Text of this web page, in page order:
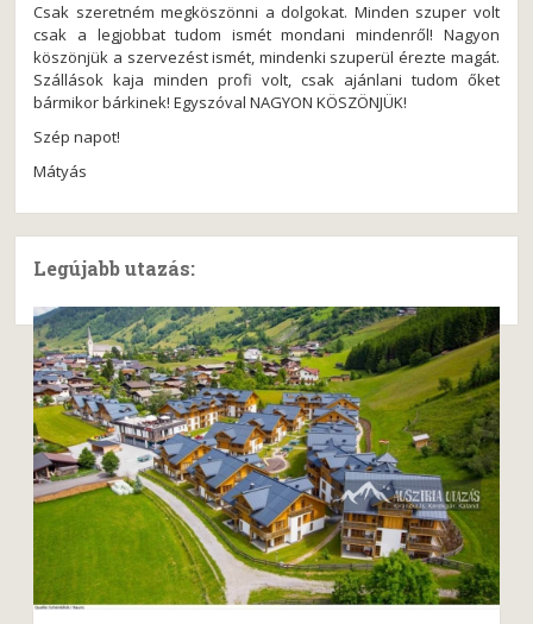
Csak szeretném megköszönni a dolgokat. Minden szuper volt
csak a legjobbat tudom ismét mondani mindenről! Nagyon
köszönjük a szervezést ismét, mindenki szuperül érezte magát.
Szállások kaja minden profi volt, csak ajánlani tudom őket
bármikor bárkinek! Egyszóval NAGYON KÖSZÖNJÜK!
Szép napot!
Mátyás
Legújabb utazás: